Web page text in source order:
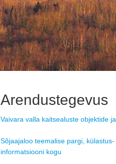
Arendustegevus
Vaivara valla kaitsealuste objektide
Sõjaajaloo teemalise pargi,
informatsiooni kogu